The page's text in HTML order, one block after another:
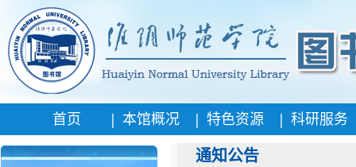
首页 | 本馆概况 | 特色资源 | 科研服务
通知公告